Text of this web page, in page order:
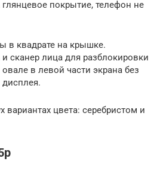
покрытие, телефон не
в квадрате на крышке.
сканер лица для разблокировки
в левой части экрана без
цвета: серебристом и